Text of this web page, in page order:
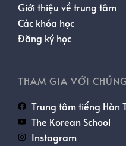
Giới thiệu về trung tâm
Các khóa học
Đăng ký học
THAM GIA VỚI
Trung tâm tiếng Hàn
The Korean School
Instagram